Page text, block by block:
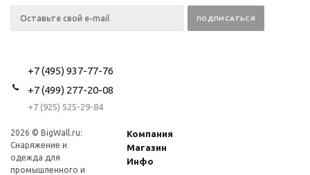
+7 (495) 937-77-76
+7 (499) 277-20-08
+7 (925) 525-29-84
2026 © BigWall.ru:
Снаряжение и
одежда для
промышленного и
Компания
Магазин
Инфо